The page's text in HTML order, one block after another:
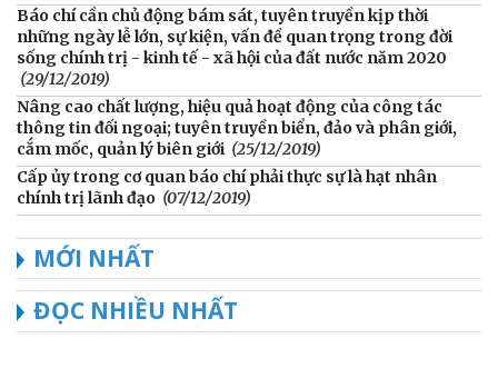
Báo chí cần chủ động bám sát, tuyên truyền kịp thời
những ngày lễ lớn, sự kiện, vấn đề quan trọng trong đời
sống chính trị - kinh tế - xã hội của đất nước năm 2020
(29/12/2019)
Nâng cao chất lượng, hiệu quả hoạt động của công tác
thông tin đối ngoại; tuyên truyền biển, đảo và phân giới,
cắm mốc, quản lý biên giới (25/12/2019)
Cấp ủy trong cơ quan báo chí phải thực sự là hạt nhân
chính trị lãnh đạo (07/12/2019)
MỚI NHẤT
ĐỌC NHIỀU NHẤT